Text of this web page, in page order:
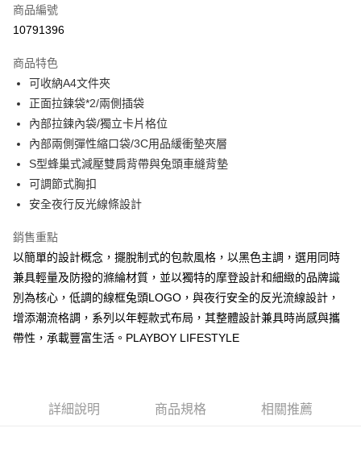
超商取貨付款
Apple Pay
街口支付
悠遊付
大哥付你分期
相關說明
【大哥付你分期使用說明】
2.付款方式選擇「大哥付你分期」，訂單成立後會自動跳轉到大哥付的交易
流程，驗證手機門號後，選擇欲分期的期數、繳款截止日，確認付款後即完
成交易。
3.實際核准額度、可分期數及費用金額請依後續交易確認頁面所載為準。
4.訂單成立30分鐘內，如未前往確認交易或遇審核未通過，訂單將自動取
法說明評估內容。
【繳款方式說明】
相關說明
【關於「AFTEE先享後付」】
AFTEE先享後付是「在收到商品之後才付款」的支付方式。 讓您購物簡單
便利好安心！
１．簡單：不需註冊會員、不需綁卡、不需儲值。
２．便利：只要手機號碼，簡訊認證，即可結帳。
２．訂單成立數日內，您將收到繳費通知簡訊。
３．收到繳費通知簡訊後14天內，點擊此簡訊中的連結，可透過四大超商／
全家取貨付款
每筆NT$60，滿NT$1,500(含以上)免運費
商品編號
10791396
商品特色
可收納A4文件夾
正面拉鍊袋*2/兩側插袋
內部拉鍊內袋/獨立卡片格位
內部兩側彈性縮口袋/3C用品緩衝墊夾層
S型蜂巢式減壓雙肩背帶與兔頭車縫背墊
可調節式胸扣
安全夜行反光線條設計
銷售重點
以簡單的設計概念，擺脫制式的包款風格，以黑色主調，選用同時
兼具輕量及防撥的滌綸材質，並以獨特的摩登設計和細緻的品牌識
別為核心，低調的線框兔頭LOGO，與夜行安全的反光流線設計，
增添潮流格調，系列以年輕款式布局，其整體設計兼具時尚感與攜
帶性，承載豐富生活。PLAYBOY LIFESTYLE
詳細說明 商品規格 相關推薦